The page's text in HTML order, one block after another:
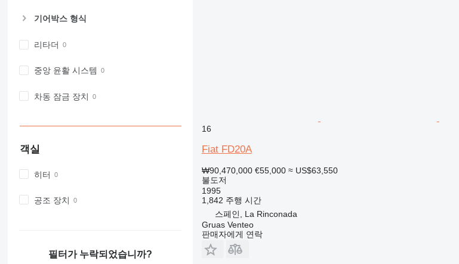
기어박스 형식
리타더
중앙 윤활 시스템
차동 잠금 장치
객실
히터
공조 장치
필터가 누락되었습니까?
16
Fiat FD20A
₩90,470,000 €55,000 ≈ US$63,550
불도저
1995
1,842 주행 시간
스페인, La Rinconada
Gruas Venteo
판매자에게 연락